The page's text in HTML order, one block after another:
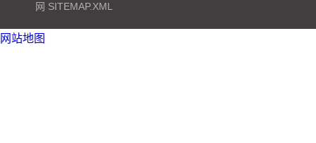
网 SITEMAP.XML
网站地图